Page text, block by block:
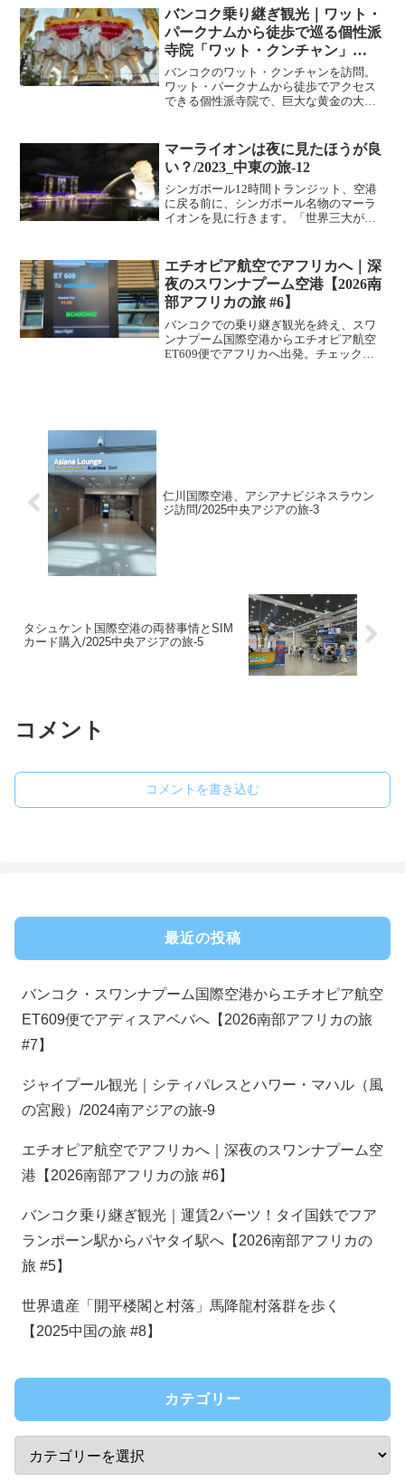
建物ですが、これ貯水タンクです。この
貯水タンクとクウェートで登...
バンコク乗り継ぎ観光｜ワット・
パークナムから徒歩で巡る個性派
寺院「ワット・クンチャン」
【2026南部アフリカの旅 #4】
バンコクのワット・クンチャンを訪問。
ワット・パークナムから徒歩でアクセス
できる個性派寺院で、巨大な黄金の大
マーライオンは夜に見たほうが良
い？/2023_中東の旅-12
シンガポール12時間トランジット、空港
に戻る前に、シンガポール名物のマーラ
イオンを見に行きます。「世界三大がっ
いえば、コレという名所なのは間違いあ
りません。ラッフルズホ...
エチオピア航空でアフリカへ｜深
夜のスワンナプーム空港【2026南
部アフリカの旅 #6】
バンコクでの乗り継ぎ観光を終え、スワ
ンナプーム国際空港からエチオピア航空
ET609便でアフリカへ出発。チェックイ
仁川国際空港、アシアナビジネスラウン
ジ訪問/2025中央アジアの旅-3
タシュケント国際空港の両替事情とSIM
カード購入/2025中央アジアの旅-5
コメント
コメントを書き込む
最近の投稿
バンコク・スワンナプーム国際空港からエチオピア航空
ET609便でアディスアベバへ【2026南部アフリカの旅
#7】
ジャイプール観光｜シティパレスとハワー・マハル（風
の宮殿）/2024南アジアの旅-9
エチオピア航空でアフリカへ｜深夜のスワンナプーム空
港【2026南部アフリカの旅 #6】
バンコク乗り継ぎ観光｜運賃2バーツ！タイ国鉄でフア
ランポーン駅からパヤタイ駅へ【2026南部アフリカの
旅 #5】
世界遺産「開平楼閣と村落」馬降龍村落群を歩く
【2025中国の旅 #8】
カテゴリー